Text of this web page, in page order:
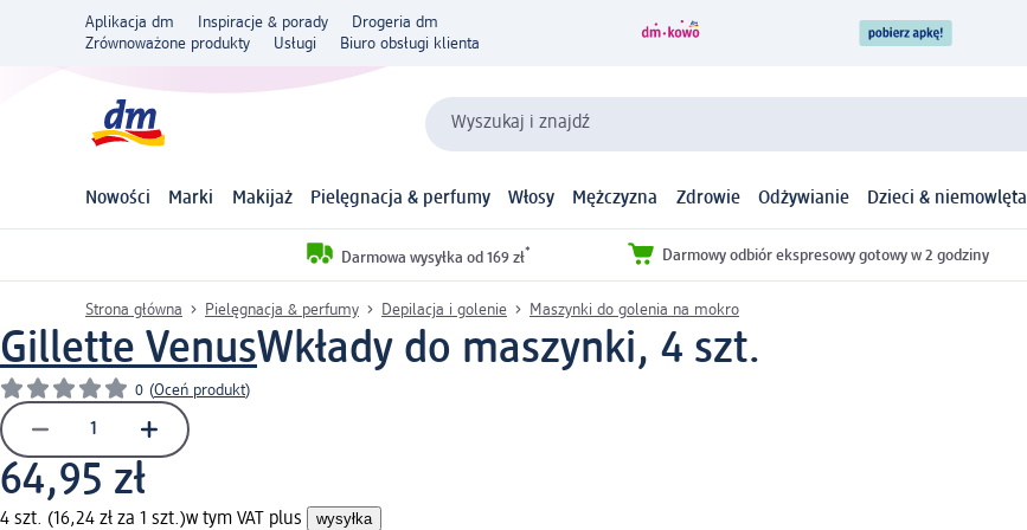
Aplikacja dm Inspiracje & porady
Drogeria dm
Zrównoważone produkty
Usługi Biuro obsługi klienta
Wyszukaj i znajdź
Nowości Marki Makijaż Pielęgnacja & perfumy Włosy Mężczyzna Zdrowie Odżywianie Dzieci & niemowlęta
Darmowa wysyłka od 169 zł* Darmowy odbiór ekspresowy gotowy w 2 godziny
Strona główna Pielęgnacja & perfumy Depilacja i golenie Maszynki do golenia na mokro
Gillette VenusWkłady do maszynki, 4 szt.
0 (Oceń produkt)
64,95 zł
4 szt. (16,24 zł za 1 szt.)w tym VAT plus wysyłka